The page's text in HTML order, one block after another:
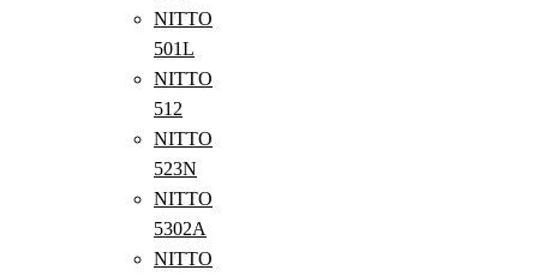
NITTO
501L
NITTO
512
NITTO
523N
NITTO
5302A
NITTO